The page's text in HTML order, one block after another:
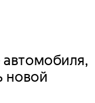
новой